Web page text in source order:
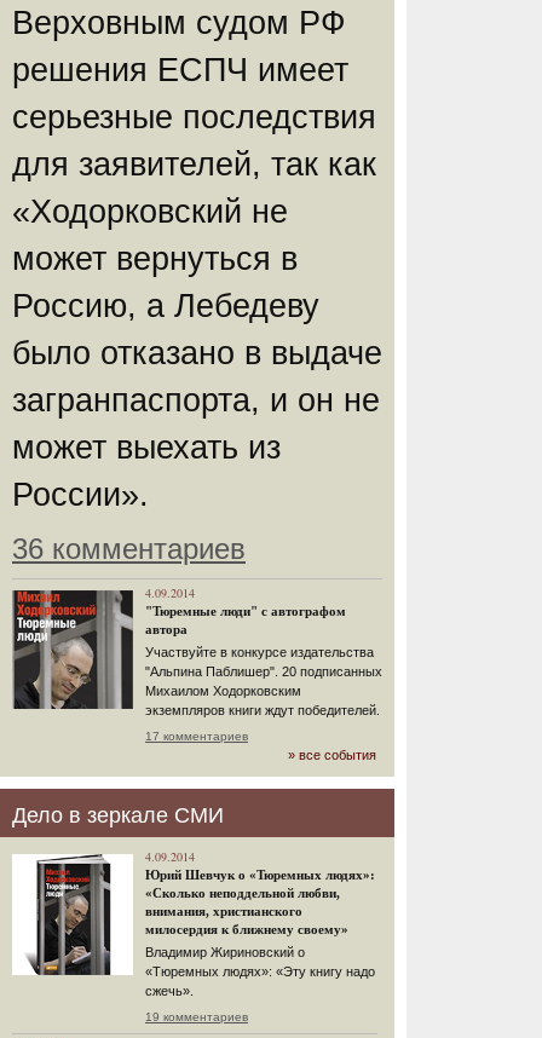
Верховным судом РФ
решения ЕСПЧ имеет
серьезные последствия
для заявителей, так как
«Ходорковский не
может вернуться в
Россию, а Лебедеву
было отказано в выдаче
загранпаспорта, и он не
может выехать из
России».
36 комментариев
4.09.2014
"Тюремные люди" с автографом
автора
Участвуйте в конкурсе издательства
"Альпина Паблишер". 20 подписанных
Михаилом Ходорковским
экземпляров книги ждут победителей.
17 комментариев
» все события
Дело в зеркале СМИ
4.09.2014
Юрий Шевчук о «Тюремных людях»:
«Сколько неподдельной любви,
внимания, христианского
милосердия к ближнему своему»
Владимир Жириновский о
«Тюремных людях»: «Эту книгу надо
сжечь».
19 комментариев